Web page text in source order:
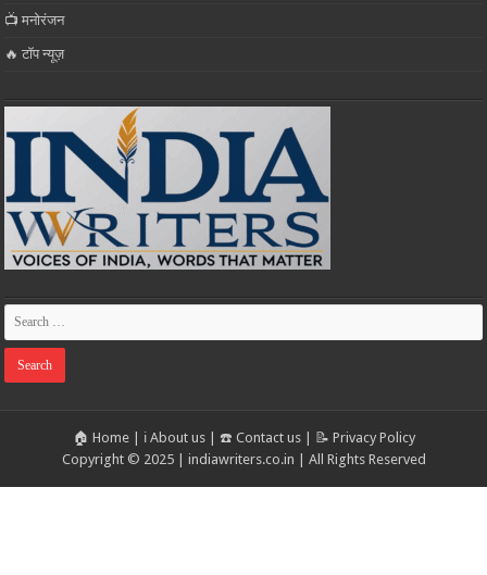
📺 मनोरंजन
🔥 टॉप न्यूज़
🏠 Home| ℹ️ About us| ☎️ Contact us| 📝 Privacy Policy
Copyright © 2025 | indiawriters.co.in | All Rights Reserved